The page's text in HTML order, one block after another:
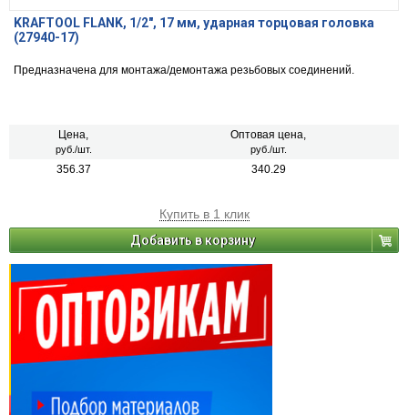
KRAFTOOL FLANK, 1/2″, 17 мм, ударная торцовая головка
(27940-17)
Предназначена для монтажа/демонтажа резьбовых соединений.
Цена,
руб./шт.
Оптовая цена,
руб./шт.
356.37 340.29
Купить в 1 клик
Добавить в корзину